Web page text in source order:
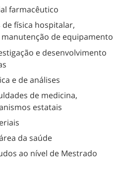
farmacêutico
física hospitalar,
de equipamento
e desenvolvimento
e de análises
de medicina,
estatais
da saúde
ao nível de Mestrado